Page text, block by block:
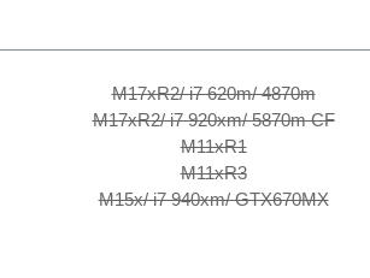
M17xR2/ i7 620m/ 4870m
M17xR2/ i7 920xm/ 5870m CF
M11xR1
M11xR3
M15x/ i7 940xm/ GTX670MX